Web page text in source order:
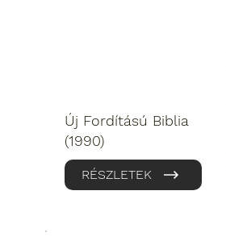
Új Fordítású Biblia
(1990)
RÉSZLETEK